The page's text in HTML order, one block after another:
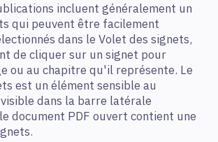
incluent généralement un
qui peuvent être facilement
dans le Volet des signets,
de cliquer sur un signet pour
ou au chapitre qu'il représente. Le
est un élément sensible au
dans la barre latérale
document PDF ouvert contient une